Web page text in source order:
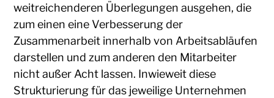
weitreichenderen Überlegungen ausgehen, die
zum einen eine Verbesserung der
Zusammenarbeit innerhalb von Arbeitsabläufen
darstellen und zum anderen den Mitarbeiter
nicht außer Acht lassen. Inwieweit diese
Strukturierung für das jeweilige Unternehmen